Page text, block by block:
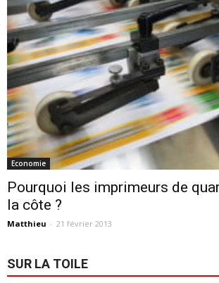
Economie
Pourquoi les imprimeurs de
la côte ?
Matthieu - 21 février 2013
SUR LA TOILE